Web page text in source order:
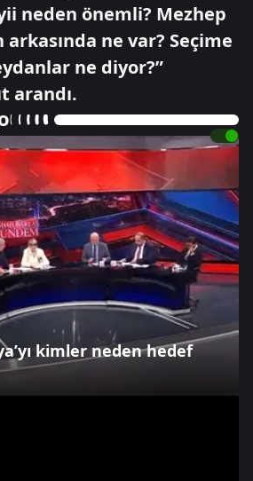
neden önemli? Mezhep
arkasında ne var? Seçime
ne diyor?”
arandı.
kimler neden hedef